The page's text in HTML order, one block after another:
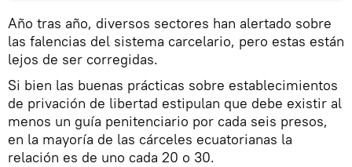
Año tras año, diversos sectores han alertado sobre
las falencias del sistema carcelario, pero estas están
lejos de ser corregidas.
Si bien las buenas prácticas sobre establecimientos
de privación de libertad estipulan que debe existir al
menos un guía penitenciario por cada seis presos,
en la mayoría de las cárceles ecuatorianas la
relación es de uno cada 20 o 30.